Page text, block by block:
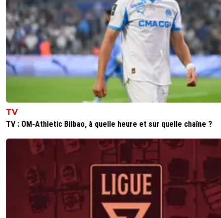
TV
TV : OM-Athletic Bilbao, à quelle heure et sur quelle chaîne ?